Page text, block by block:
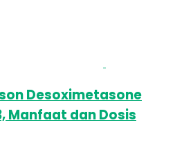
Desoximetasone
Manfaat dan Dosis